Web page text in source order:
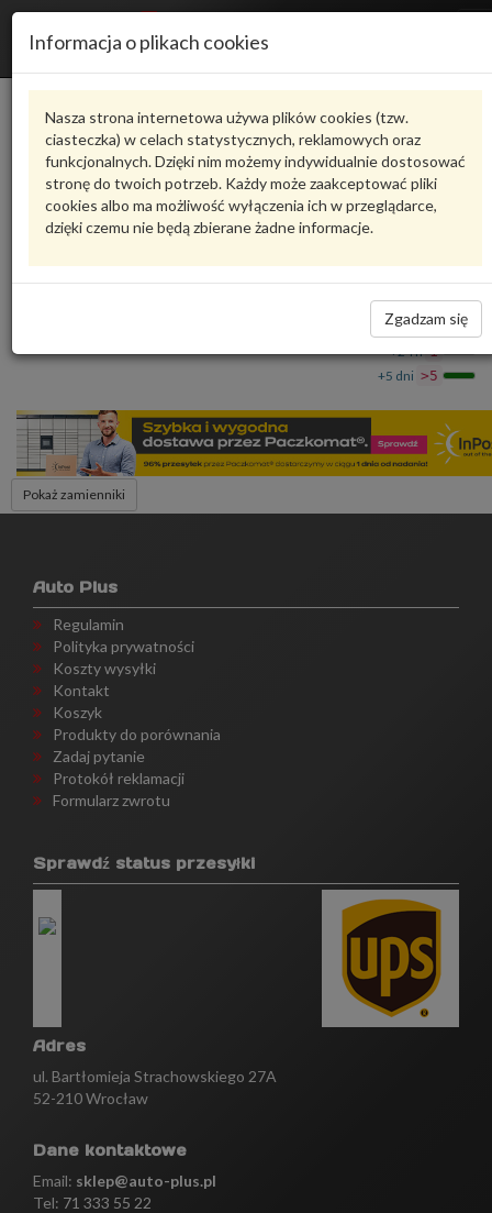
Informacja o plikach cookies
Nasza strona internetowa używa plików cookies (tzw.
ciasteczka) w celach statystycznych, reklamowych oraz
funkcjonalnych. Dzięki nim możemy indywidualnie dostosować
stronę do twoich potrzeb. Każdy może zaakceptować pliki
cookies albo ma możliwość wyłączenia ich w przeglądarce,
dzięki czemu nie będą zbierane żadne informacje.
Zgadzam się
Karta produktu
4M0816805BVAG
VAG - produkt oryginalny VW AUDI SEAT SKODA
Zawór zwrotny 4M0816805B VAG
287,34 zł
Dostępność
Wrocław 0
+24 h 1
+5 dni >5
Pokaż zamienniki
Auto Plus
Regulamin
Polityka prywatności
Koszty wysyłki
Kontakt
Koszyk
Produkty do porównania
Zadaj pytanie
Protokół reklamacji
Formularz zwrotu
Sprawdź status przesyłki
Adres
ul. Bartłomieja Strachowskiego 27A
52-210 Wrocław
Dane kontaktowe
Email: sklep@auto-plus.pl
Tel: 71 333 55 22